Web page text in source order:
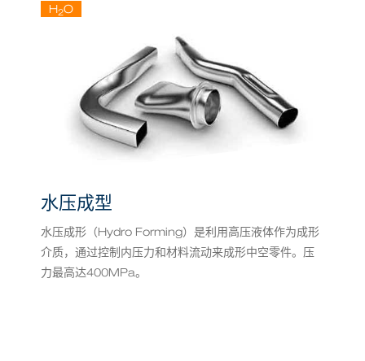
H2O
水压成型
水压成形（Hydro Forming）是利用高压液体作为成形
介质，通过控制内压力和材料流动来成形中空零件。压
力最高达400MPa。